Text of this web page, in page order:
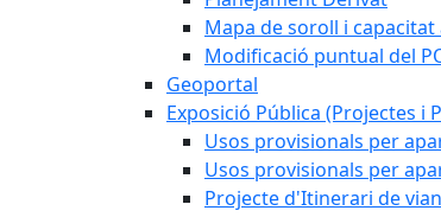
Mapa de soroll i capacitat
Modificació puntual del
Geoportal
Exposició Pública (Projectes i
Usos provisionals per
Usos provisionals per
Projecte d'Itinerari de